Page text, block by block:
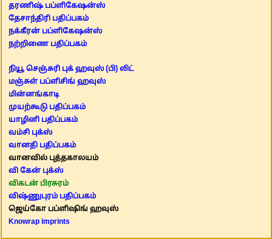
தரணிஷ் பப்ளிகேஷன்ஸ்
தேசாந்திரி பதிப்பகம்
நக்கீரன் பப்ளிகேஷன்ஸ்
நற்றிணை பதிப்பகம்
நியூ செஞ்சுரி புக் ஹவுஸ் (பி) லிட்
மஞ்சுள் பப்ளிசிங் ஹவுஸ்
மின்னங்காடி
முயற்கூடு பதிப்பகம்
யாழினி பதிப்பகம்
வம்சி புக்ஸ்
வானதி பதிப்பகம்
வானவில் புத்தகாலயம்
வி கேன் புக்ஸ்
விகடன் பிரசுரம்
விஷ்ணுபுரம் பதிப்பகம்
ஜெய்கோ பப்ளிஷிங் ஹவுஸ்
Knowrap imprints